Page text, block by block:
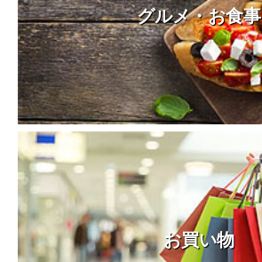
グルメ・お食事
お買い物